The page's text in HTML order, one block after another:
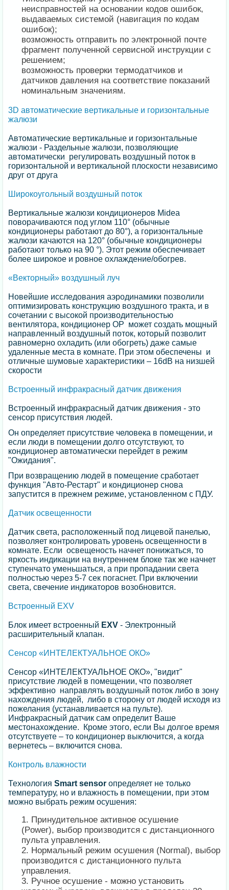
неисправностей на основании кодов ошибок,
выдаваемых системой (навигация по кодам
ошибок);
возможность отправить по электронной почте
фрагмент полученной сервисной инструкции с
решением;
возможность проверки термодатчиков и
датчиков давления на соответствие показаний
номинальным значениям.
3D автоматические вертикальные и горизонтальные
жалюзи
Автоматические вертикальные и горизонтальные
жалюзи - Раздельные жалюзи, позволяющие
автоматически регулировать воздушный поток в
горизонтальной и вертикальной плоскости независимо
друг от друга
Широкоугольный воздушный поток
Вертикальные жалюзи кондиционеров Midea
поворачиваются под углом 110° (обычные
кондиционеры работают до 80°), а горизонтальные
жалюзи качаются на 120° (обычные кондиционеры
работают только на 90 °). Этот режим обеспечивает
более широкое и ровное охлаждение/обогрев.
«Векторный» воздушный луч
Новейшие исследования аэродинамики позволили
оптимизировать конструкцию воздушного тракта, и в
сочетании с высокой производительностью
вентилятора, кондиционер OP может создать мощный
направленный воздушный поток, который позволит
равномерно охладить (или обогреть) даже самые
удаленные места в комнате. При этом обеспечены и
отличные шумовые характеристики – 16dB на низшей
скорости
Встроенный инфракрасный датчик движения
Встроенный инфракрасный датчик движения - это
сенсор присутствия людей.
Он определяет присутствие человека в помещении, и
если люди в помещении долго отсутствуют, то
кондиционер автоматически перейдет в режим
"Ожидания".
При возвращению людей в помещение сработает
функция "Авто-Рестарт" и кондиционер снова
запустится в прежнем режиме, установленном с ПДУ.
Датчик освещенности
Датчик света, расположенный под лицевой панелью,
позволяет контролировать уровень освещенности в
комнате. Если освещеность начнет понижаться, то
яркость индикации на внутреннем блоке так же начнет
ступенчато уменьшаться, а при пропадании света
полностью через 5-7 сек погаснет. При включении
света, свечение индикаторов возобновится.
Встроенный EXV
Блок имеет встроенный EXV - Электронный
расширительный клапан.
Сенсор «ИНТЕЛЕКТУАЛЬНОЕ ОКО»
Сенсор «ИНТЕЛЕКТУАЛЬНОЕ ОКО», "видит"
присутствие людей в помещении, что позволяет
эффективно направлять воздушный поток либо в зону
нахождения людей, либо в сторону от людей исходя из
пожелания (устанавливается на пульте).
Инфракрасный датчик сам определит Ваше
местонахождение. Кроме этого, если Вы долгое время
отсутствуете – то кондиционер выключится, а когда
вернетесь – включится снова.
Контроль влажности
ТехнологияSmart sensor определяет не только
температуру, но и влажность в помещении, при этом
можно выбрать режим осушения:
Принудительное активное осушение
(Power), выбор производится с дистанционного
пульта управления.
Нормальный режим осушения (Normal), выбор
производится с дистанционного пульта
управления.
Ручное осушение - можно установить